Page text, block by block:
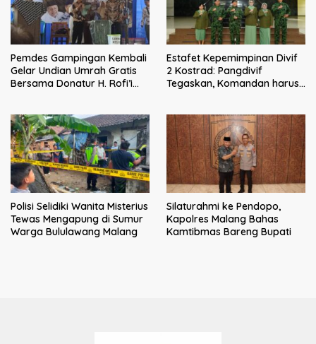
Pemdes Gampingan Kembali
Gelar Undian Umrah Gratis
Bersama Donatur H. Rofi’i
Estafet Kepemimpinan Divif
2 Kostrad: Pangdivif
Tegaskan, Komandan harus
Polisi Selidiki Wanita Misterius
Tewas Mengapung di Sumur
Warga Bululawang Malang
Silaturahmi ke Pendopo,
Kapolres Malang Bahas
Kamtibmas Bareng Bupati